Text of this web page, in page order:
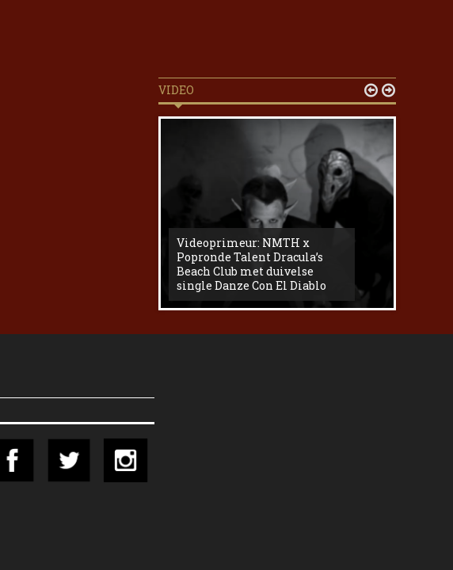
VIDEO
Videoprimeur: NMTH x
Popronde Talent Dracula’s
Beach Club met duivelse
single Danze Con El Diablo
 